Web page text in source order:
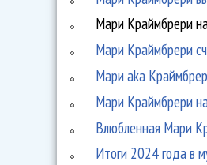
Мари Краймбрери
Мари Краймбрери
Мари aka
Мари Краймбрери
Влюбленная Мари
Итоги 2024 года в